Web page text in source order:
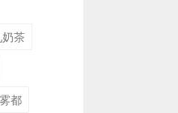
茶
都